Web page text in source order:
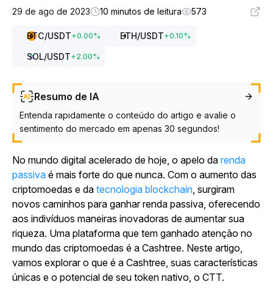
29 de ago de 2023
10 minutos de leitura 573
BTC/USDT+0.00% ETH/USDT+0.10%
SOL/USDT+2.00%
Resumo de IA
Entenda rapidamente o conteúdo do artigo e avalie o
sentimento do mercado em apenas 30 segundos!
No mundo digital acelerado de hoje, o apelo da renda
passiva é mais forte do que nunca. Com o aumento das
criptomoedas e da tecnologia blockchain, surgiram
novos caminhos para ganhar renda passiva, oferecendo
aos indivíduos maneiras inovadoras de aumentar sua
riqueza. Uma plataforma que tem ganhado atenção no
mundo das criptomoedas é a Cashtree. Neste artigo,
vamos explorar o que é a Cashtree, suas características
únicas e o potencial de seu token nativo, o CTT.